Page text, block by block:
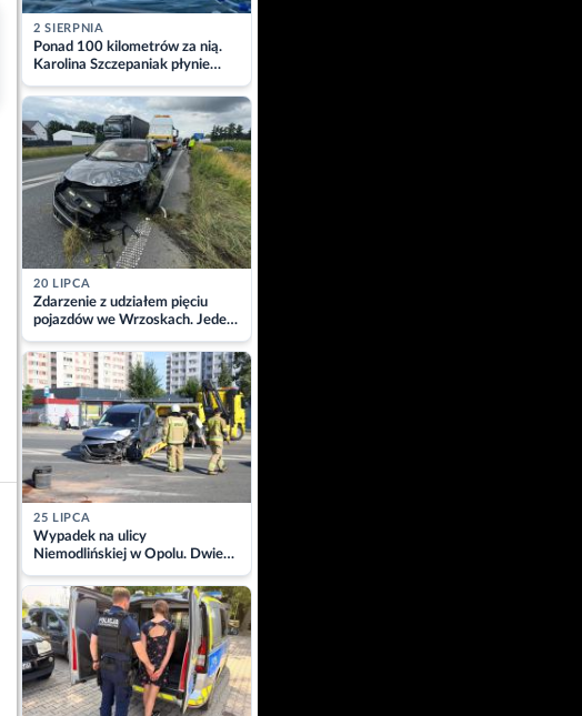
2 SIERPNIA
Ponad 100 kilometrów za nią.
Karolina Szczepaniak płynie
przez Bałtyk dla Piotra.
Aktualizacja
20 LIPCA
Zdarzenie z udziałem pięciu
pojazdów we Wrzoskach. Jeden
z kierowców zabrany w
kajdankach
25 LIPCA
Wypadek na ulicy
Niemodlińskiej w Opolu. Dwie
osoby w szpitalu